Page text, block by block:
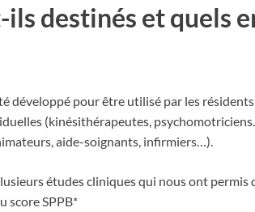
destinés et quels
développé pour être utilisé par les
(kinésithérapeutes,
aide-soignants, infirmiers…).
études cliniques qui nous ont permis
score SPPB*